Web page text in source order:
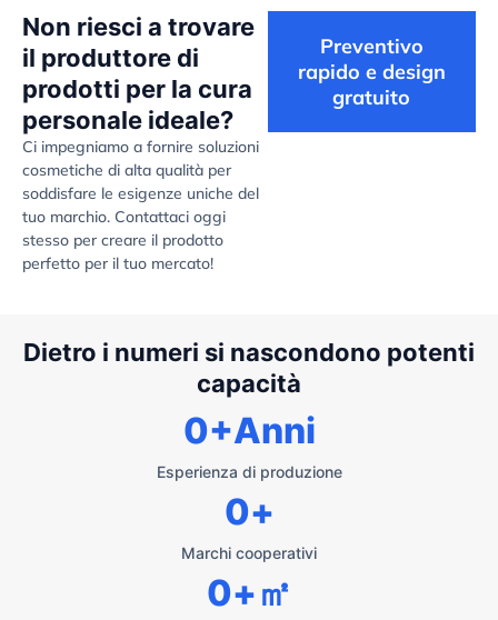
Non riesci a trovare
il produttore di
prodotti per la cura
personale ideale?
Ci impegniamo a fornire soluzioni
cosmetiche di alta qualità per
soddisfare le esigenze uniche del
tuo marchio. Contattaci oggi
stesso per creare il prodotto
perfetto per il tuo mercato!
Preventivo
rapido e design
gratuito
Dietro i numeri si nascondono potenti
capacità
Esperienza di produzione
0+Anni
Marchi cooperativi
0+
0+㎡